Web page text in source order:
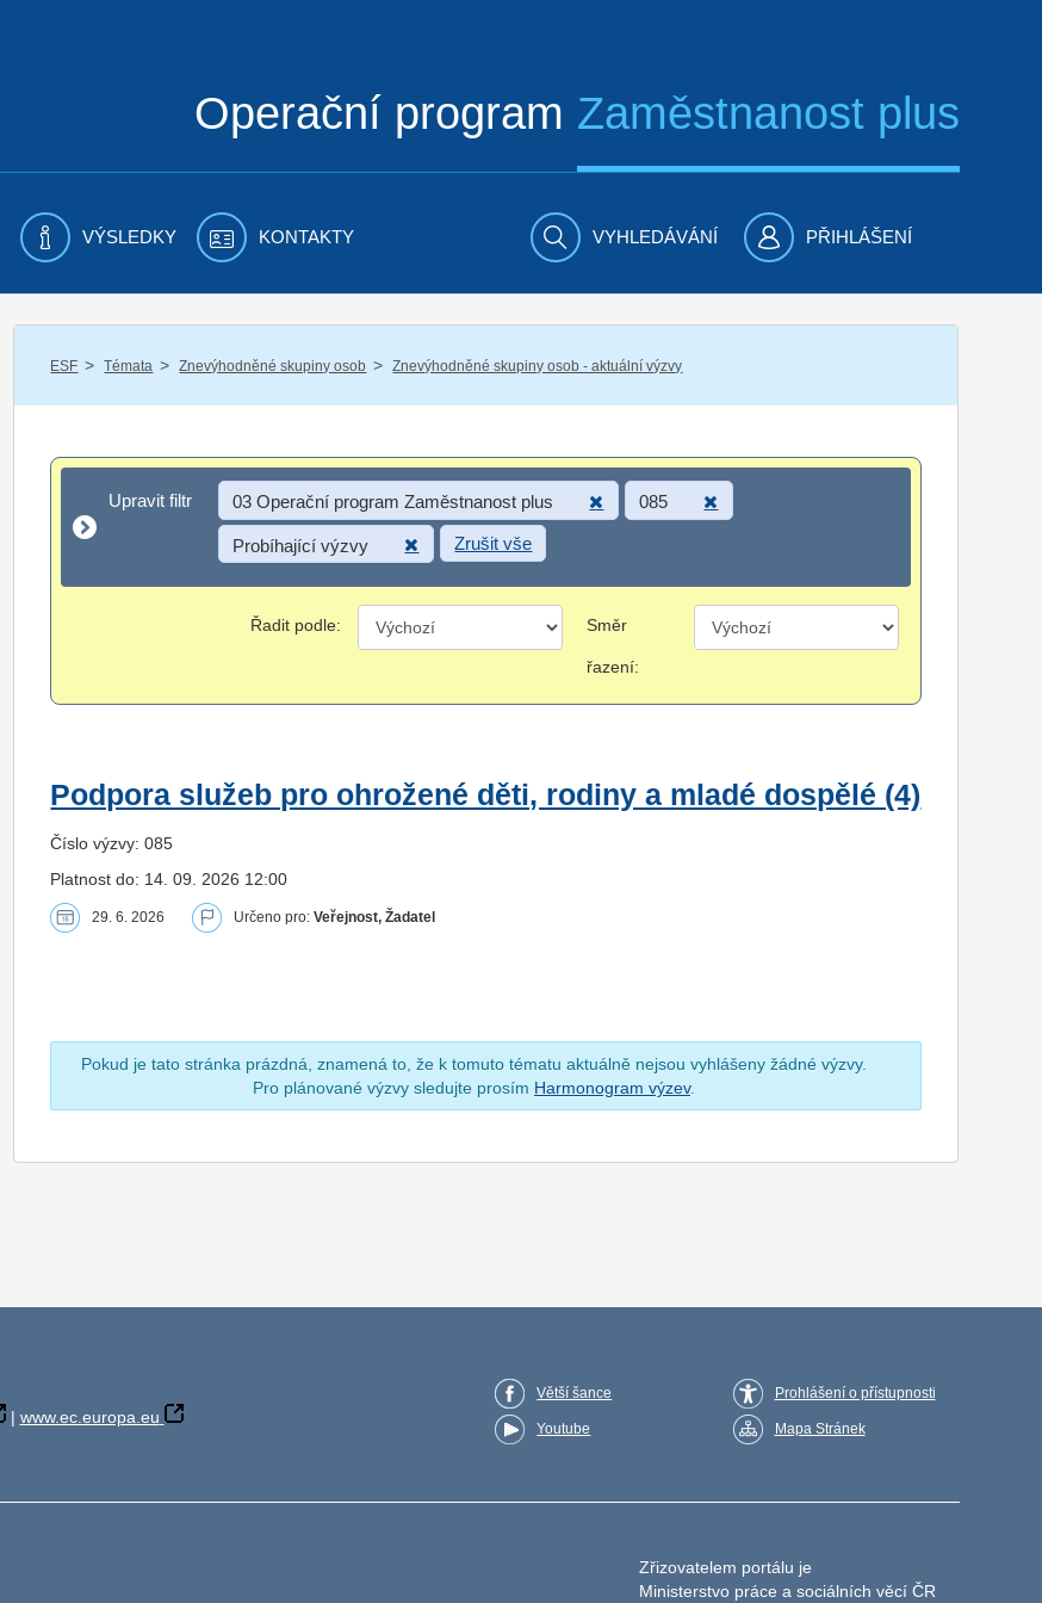
Operační program Zaměstnanost plus
VÝSLEDKY KONTAKTY VYHLEDÁVÁNÍ PŘIHLÁŠENÍ
ESF / Témata / Znevýhodněné skupiny osob / Znevýhodněné skupiny osob - aktuální výzvy
Upravit filtr
Upravit filtr 03 Operační program Zaměstnanost plus 085
Probíhající výzvy Zrušit vše
Řadit podle: Směr
řazení:
Podpora služeb pro ohrožené děti, rodiny a mladé dospělé (4)
Číslo výzvy: 085
Platnost do: 14. 09. 2026 12:00
29. 6. 2026 Určeno pro:Veřejnost, Žadatel
Pokud je tato stránka prázdná, znamená to, že k tomuto tématu aktuálně nejsou vyhlášeny žádné výzvy.
Pro plánované výzvy sledujte prosím Harmonogram výzev.
| www.ec.europa.eu
Větší šance
Youtube
Prohlášení o přístupnosti
Mapa Stránek
Zřizovatelem portálu je
Ministerstvo práce a sociálních věcí ČR